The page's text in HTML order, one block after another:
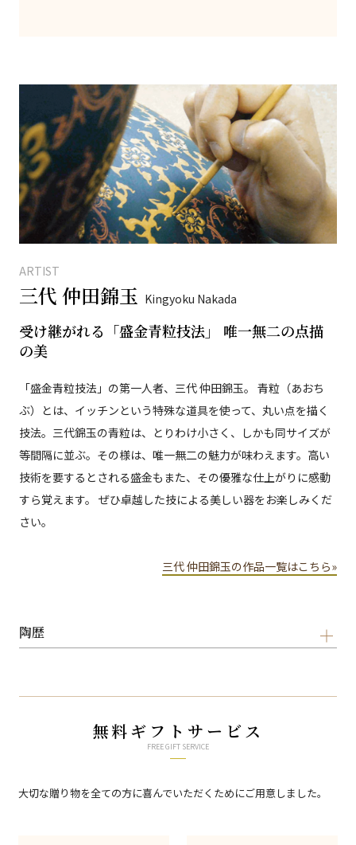
ARTIST
三代 仲田錦玉 Kingyoku Nakada
受け継がれる「盛金青粒技法」 唯一無二の点描
の美
「盛金青粒技法」の第一人者、三代 仲田錦玉。 青粒（あおち
ぶ）とは、イッチンという特殊な道具を使って、丸い点を描く
技法。三代錦玉の青粒は、とりわけ小さく、しかも同サイズが
等間隔に並ぶ。その様は、唯一無二の魅力が味わえます。高い
技術を要するとされる盛金もまた、その優雅な仕上がりに感動
すら覚えます。 ぜひ卓越した技による美しい器をお楽しみくだ
さい。
三代 仲田錦玉の作品一覧はこちら»
陶歴
無料ギフトサービス
FREE GIFT SERVICE
大切な贈り物を全ての方に喜んでいただくためにご用意しました。